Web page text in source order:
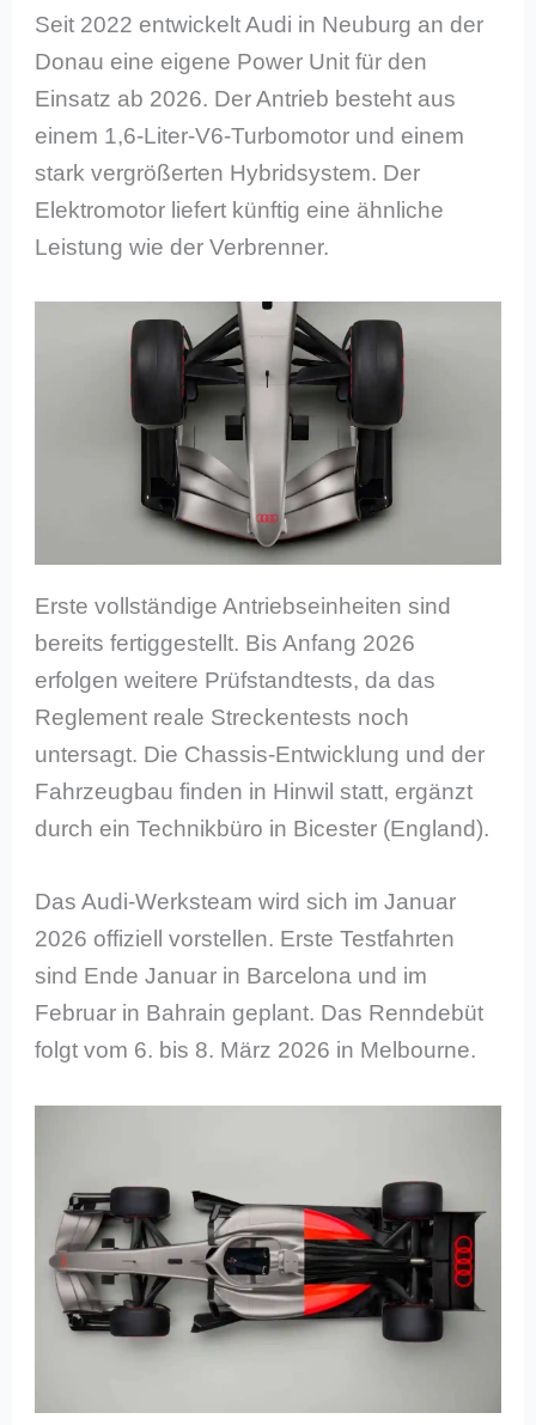
Seit 2022 entwickelt Audi in Neuburg an der
Donau eine eigene Power Unit für den
Einsatz ab 2026. Der Antrieb besteht aus
einem 1,6-Liter-V6-Turbomotor und einem
stark vergrößerten Hybridsystem. Der
Elektromotor liefert künftig eine ähnliche
Leistung wie der Verbrenner.
Erste vollständige Antriebseinheiten sind
bereits fertiggestellt. Bis Anfang 2026
erfolgen weitere Prüfstandtests, da das
Reglement reale Streckentests noch
untersagt. Die Chassis-Entwicklung und der
Fahrzeugbau finden in Hinwil statt, ergänzt
durch ein Technikbüro in Bicester (England).
Das Audi-Werksteam wird sich im Januar
2026 offiziell vorstellen. Erste Testfahrten
sind Ende Januar in Barcelona und im
Februar in Bahrain geplant. Das Renndebüt
folgt vom 6. bis 8. März 2026 in Melbourne.